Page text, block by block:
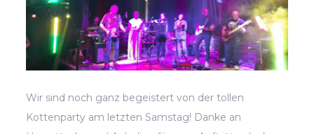
Wir sind noch ganz begeistert von der tollen
Kottenparty am letzten Samstag! Danke an